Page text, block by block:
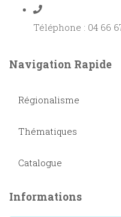
Téléphone : 04 66
Navigation Rapide
Régionalisme
Thématiques
Catalogue
Informations